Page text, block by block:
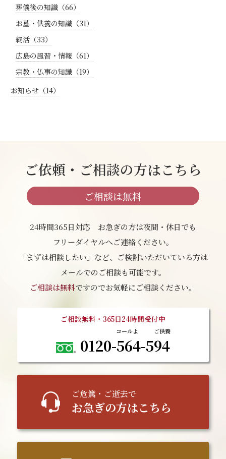
葬儀後の知識（66）
お墓・供養の知識（31）
終活（33）
広島の風習・情報（61）
宗教・仏事の知識（19）
お知らせ（14）
ご依頼・ご相談の方はこちら
ご相談は無料
24時間365日対応 お急ぎの方は夜間・休日でも
フリーダイヤルへご連絡ください。
「まずは相談したい」など、ご検討いただいている方は
メールでのご相談も可能です。
ご相談は無料ですのでお気軽にご相談ください。
ご相談無料・365日24時間受付中
0120-564-594
ご危篤 ・ご逝去で
お急ぎの方はこちら